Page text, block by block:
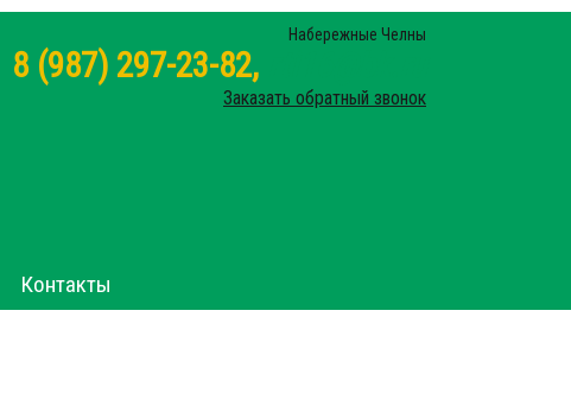
Набережные Челны
8 (987) 297-23-82,
Заказать обратный звонок
Контакты